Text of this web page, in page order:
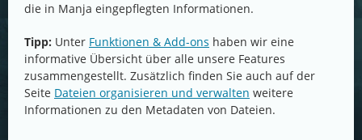
die in Manja eingepflegten Informationen.
Tipp: Unter Funktionen & Add-ons haben wir eine
informative Übersicht über alle unsere Features
zusammengestellt. Zusätzlich finden Sie auch auf der
Seite Dateien organisieren und verwalten weitere
Informationen zu den Metadaten von Dateien.